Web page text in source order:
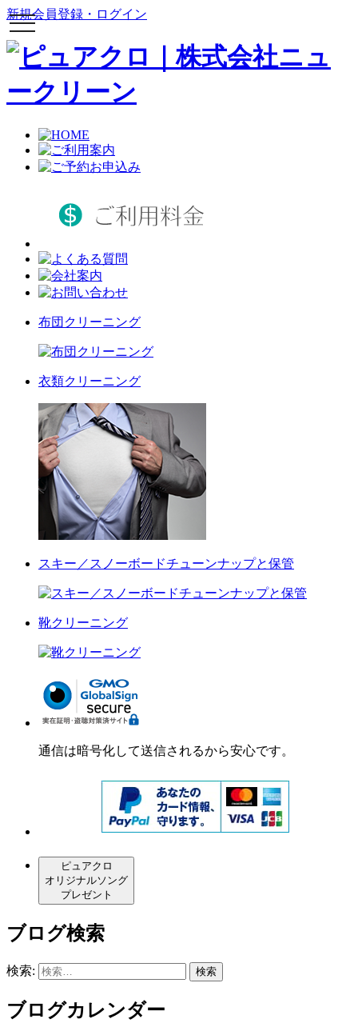
新規会員登録・ログイン
toggle
navigation
布団クリーニング
衣類クリーニング
スキー／スノーボードチューンナップと保管
靴クリーニング
通信は暗号化して送信されるから安心です。
ピュアクロ
オリジナルソング
プレゼント
ブログ検索
検索:
ブログカレンダー